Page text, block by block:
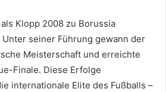
Klopp 2008 zu Borussia
seiner Führung gewann der
Meisterschaft und erreichte
Finale. Diese Erfolge
internationale Elite des Fußballs –